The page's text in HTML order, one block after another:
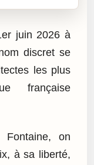
juin 2026 à
discret se
les plus
française
Fontaine, on
à sa liberté,